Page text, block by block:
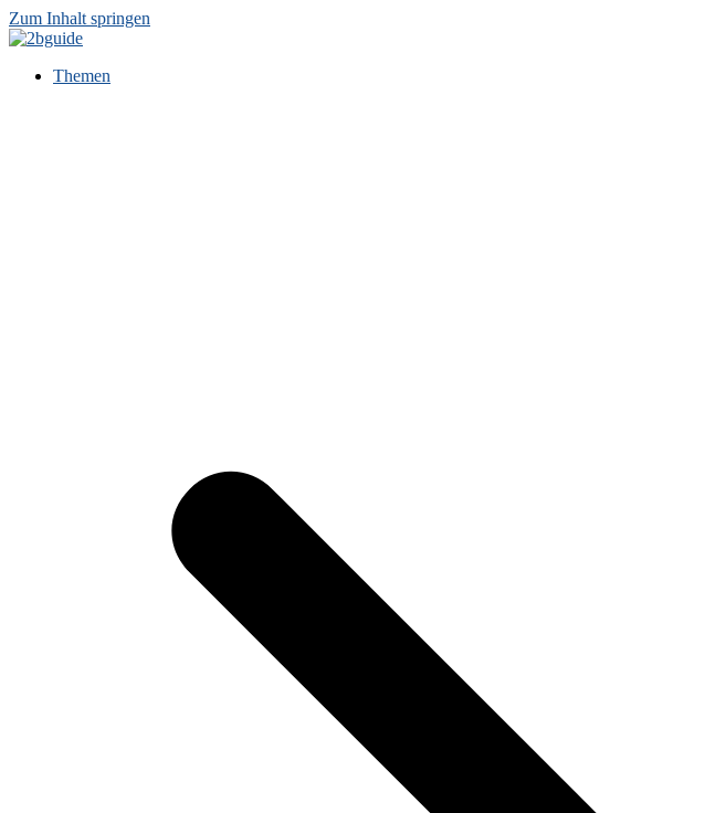
Zum Inhalt springen
Themen